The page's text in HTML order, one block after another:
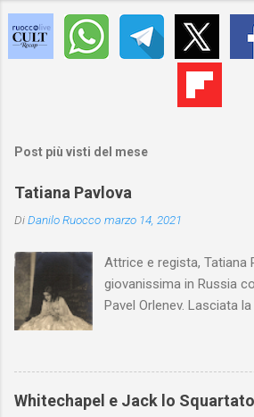
Post più visti del mese
Tatiana Pavlova
DiDanilo Ruocco marzo 14, 2021
Attrice e regista, Tatiana
giovanissima in Russia
Pavel Orlenev. Lasciata
l'arte della Pavlova ha
maturità ed è stata in
profondamente
Whitechapel e Jack lo